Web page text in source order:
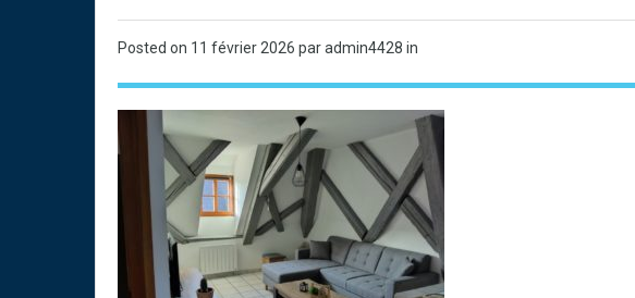
Posted on 11 février 2026 par admin4428 in